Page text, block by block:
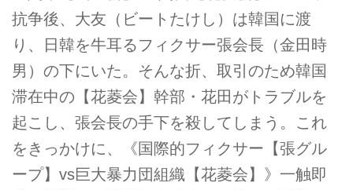
抗争後、大友（ビートたけし）は韓国に渡
り、日韓を牛耳るフィクサー張会長（金田時
男）の下にいた。そんな折、取引のため韓国
滞在中の【花菱会】幹部・花田がトラブルを
起こし、張会長の手下を殺してしまう。これ
をきっかけに、《国際的フィクサー【張グル
ープ】vs巨大暴力団組織【花菱会】》一触即